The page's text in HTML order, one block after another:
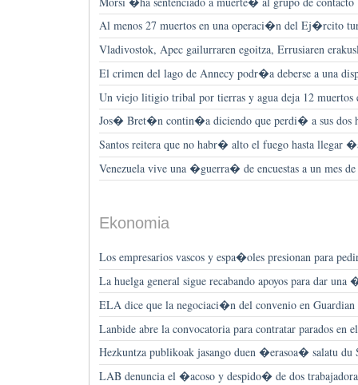
Al menos 27 muertos en una operaci�n del Ej�rcito
Vladivostok, Apec gailurraren egoitza, Errusiaren
El crimen del lago de Annecy podr�a deberse a una
Un viejo litigio tribal por tierras y agua deja 12 muertos
Jos� Bret�n contin�a diciendo que perdi� a sus dos
Santos reitera que no habr� alto el fuego hasta llegar
Venezuela vive una �guerra� de encuestas a un mes de
Ekonomia
Los empresarios vascos y espa�oles presionan para
La huelga general sigue recabando apoyos para dar
ELA dice que la negociaci�n del convenio en
Lanbide abre la convocatoria para contratar parados en
Hezkuntza publikoak jasango duen �erasoa� salatu
LAB denuncia el �acoso y despido� de dos